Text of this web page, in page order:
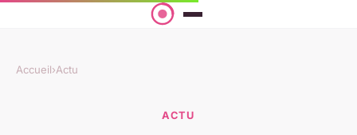
Accueil›Actu
ACTU